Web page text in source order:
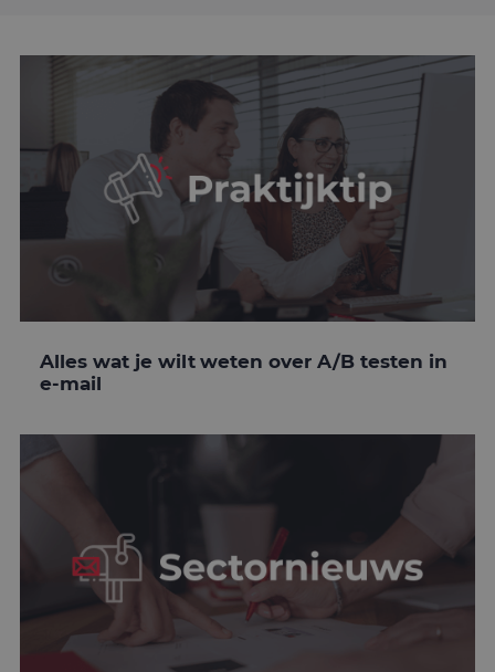
Alles wat je wilt weten over A/B testen in
e-mail